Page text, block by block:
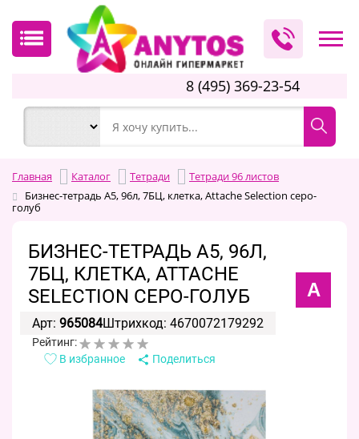
8 (495) 369-23-54
Главная Каталог Тетради
Тетради 96 листов
Бизнес-тетрадь А5, 96л, 7БЦ, клетка, Attache Selection серо-
голуб
БИЗНЕС-ТЕТРАДЬ А5, 96Л,
7БЦ, КЛЕТКА, ATTACHE
SELECTION СЕРО-ГОЛУБ
A
Арт: 965084Штрихкод: 4670072179292
Рейтинг:
В избранное
Поделиться